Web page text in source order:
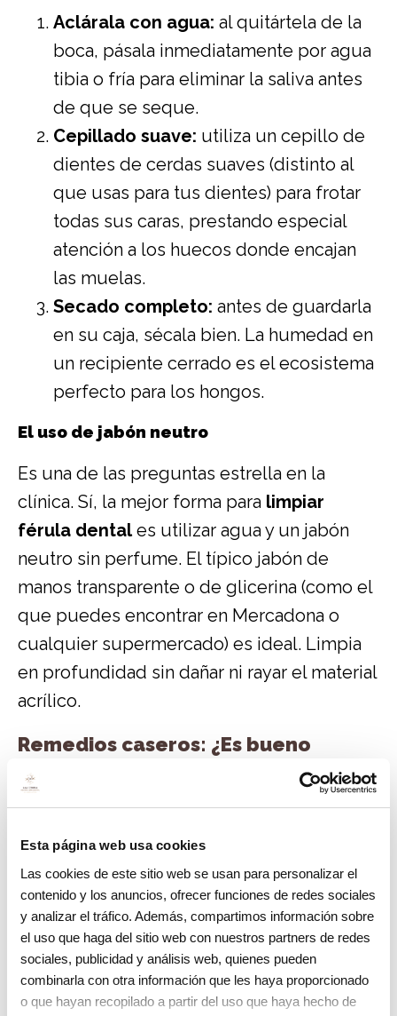
Esta página web usa cookies
Las cookies de este sitio web se usan para personalizar el
contenido y los anuncios, ofrecer funciones de redes sociales
y analizar el tráfico. Además, compartimos información sobre
el uso que haga del sitio web con nuestros partners de redes
sociales, publicidad y análisis web, quienes pueden
combinarla con otra información que les haya proporcionado
o que hayan recopilado a partir del uso que haya hecho de
Aclárala con agua: al quitártela de la
boca, pásala inmediatamente por agua
tibia o fría para eliminar la saliva antes
de que se seque.
Cepillado suave: utiliza un cepillo de
dientes de cerdas suaves (distinto al
que usas para tus dientes) para frotar
todas sus caras, prestando especial
atención a los huecos donde encajan
las muelas.
Secado completo: antes de guardarla
en su caja, sécala bien. La humedad en
un recipiente cerrado es el ecosistema
perfecto para los hongos.
El uso de jabón neutro
Es una de las preguntas estrella en la
clínica. Sí, la mejor forma para limpiar
férula dentales utilizar agua y un jabón
neutro sin perfume. El típico jabón de
manos transparente o de glicerina (como el
que puedes encontrar en Mercadona o
cualquier supermercado) es ideal. Limpia
en profundidad sin dañar ni rayar el material
acrílico.
Remedios caseros: ¿Es bueno
bicarbonato?
de sodio tiene propiedades blanqueadoras
y antibacterianas, pero esmuy abrasivo.
Si lo usas a diario, frotarás la férula creando
micro-arañazos invisibles. En esos arañazos